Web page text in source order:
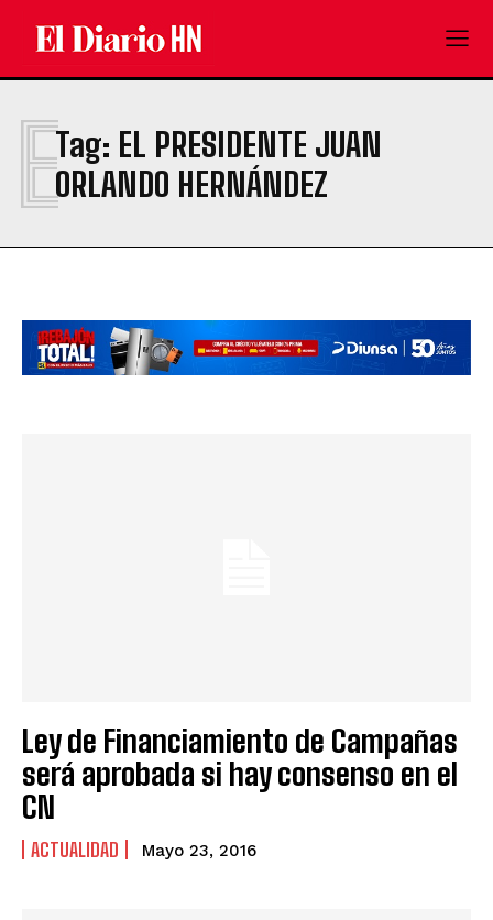
Tag: EL PRESIDENTE JUAN
ORLANDO HERNÁNDEZ
E
Ley de Financiamiento de Campañas
será aprobada si hay consenso en el
CN
ACTUALIDAD Mayo 23, 2016